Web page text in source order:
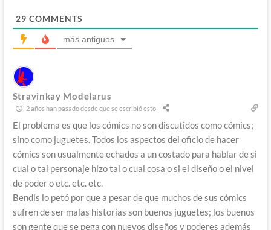
29 COMMENTS
más antiguos
Stravinkay Modelarus
2 años han pasado desde que se escribió esto
El problema es que los cómics no son discutidos como cómics;
sino como juguetes. Todos los aspectos del oficio de hacer
cómics son usualmente echados a un costado para hablar de si
cual o tal personaje hizo tal o cual cosa o si el diseño o el nivel
de poder o etc. etc. etc.
Bendis lo petó por que a pesar de que muchos de sus cómics
sufren de ser malas historias son buenos juguetes; los buenos
son gente que se pega con nuevos diseños y poderes además